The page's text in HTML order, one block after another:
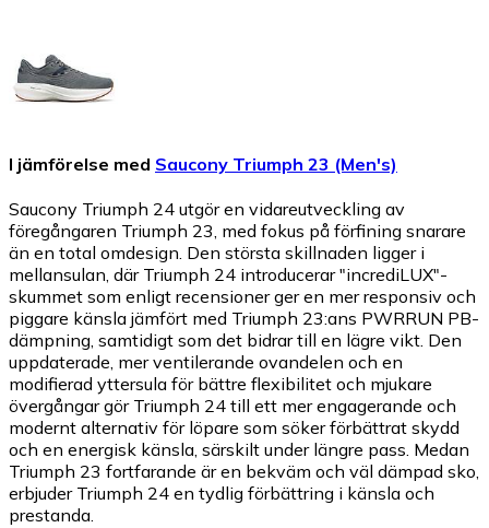
I jämförelse med Saucony Triumph 23 (Men's)
Saucony Triumph 24 utgör en vidareutveckling av
föregångaren Triumph 23, med fokus på förfining snarare
än en total omdesign. Den största skillnaden ligger i
mellansulan, där Triumph 24 introducerar "incrediLUX"-
skummet som enligt recensioner ger en mer responsiv och
piggare känsla jämfört med Triumph 23:ans PWRRUN PB-
dämpning, samtidigt som det bidrar till en lägre vikt. Den
uppdaterade, mer ventilerande ovandelen och en
modifierad yttersula för bättre flexibilitet och mjukare
övergångar gör Triumph 24 till ett mer engagerande och
modernt alternativ för löpare som söker förbättrat skydd
och en energisk känsla, särskilt under längre pass. Medan
Triumph 23 fortfarande är en bekväm och väl dämpad sko,
erbjuder Triumph 24 en tydlig förbättring i känsla och
prestanda.